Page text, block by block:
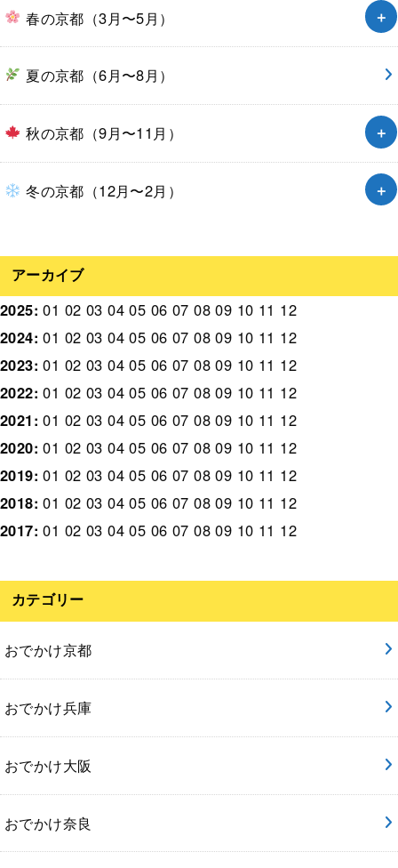
春の京都（3月〜5月）
夏の京都（6月〜8月）
秋の京都（9月〜11月）
冬の京都（12月〜2月）
アーカイブ
2025:01 02 03 04 05 06 07 08 09 10 11 12
2024:01 02 03 04 05 06 07 08 09 10 11 12
2023:01 02 03 04 05 06 07 08 09 10 11 12
2022:01 02 03 04 05 06 07 08 09 10 11 12
2021:01 02 03 04 05 06 07 08 09 10 11 12
2020:01 02 03 04 05 06 07 08 09 10 11 12
2019:01 02 03 04 05 06 07 08 09 10 11 12
2018:01 02 03 04 05 06 07 08 09 10 11 12
2017:01 02 03 04 05 06 07 08 09 10 11 12
カテゴリー
おでかけ京都
おでかけ兵庫
おでかけ大阪
おでかけ奈良